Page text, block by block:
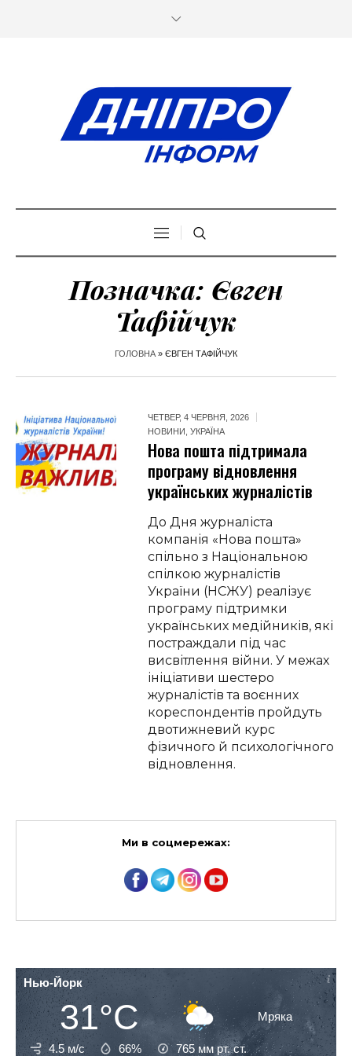
Позначка: Євген
Тафійчук
ГОЛОВНА » ЄВГЕН ТАФІЙЧУК
ЧЕТВЕР, 4 ЧЕРВНЯ, 2026
НОВИНИ ,УКРАЇНА
Нова пошта підтримала
програму відновлення
українських журналістів
До Дня журналіста
компанія «Нова пошта»
спільно з Національною
спілкою журналістів
України (НСЖУ) реалізує
програму підтримки
українських медійників, які
постраждали під час
висвітлення війни. У межах
ініціативи шестеро
журналістів та воєнних
кореспондентів пройдуть
двотижневий курс
фізичного й психологічного
відновлення.
Ми в соцмережах:
Нью-Йорк
31°C Мряка
4.5 м/с 66% 765 мм рт. ст.